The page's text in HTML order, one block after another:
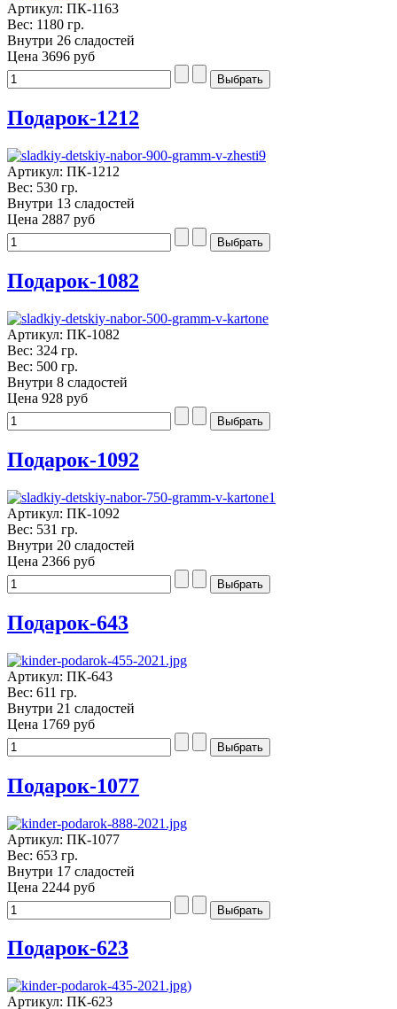
Артикул: ПК-1163
Вес: 1180 гр.
Внутри 26 сладостей
Цена 3696 руб
Подарок-1212
Артикул: ПК-1212
Вес: 530 гр.
Внутри 13 сладостей
Цена 2887 руб
Подарок-1082
Артикул: ПК-1082
Вес: 324 гр.
Вес: 500 гр.
Внутри 8 сладостей
Цена 928 руб
Подарок-1092
Артикул: ПК-1092
Вес: 531 гр.
Внутри 20 сладостей
Цена 2366 руб
Подарок-643
Артикул: ПК-643
Вес: 611 гр.
Внутри 21 сладостей
Цена 1769 руб
Подарок-1077
Артикул: ПК-1077
Вес: 653 гр.
Внутри 17 сладостей
Цена 2244 руб
Подарок-623
Артикул: ПК-623